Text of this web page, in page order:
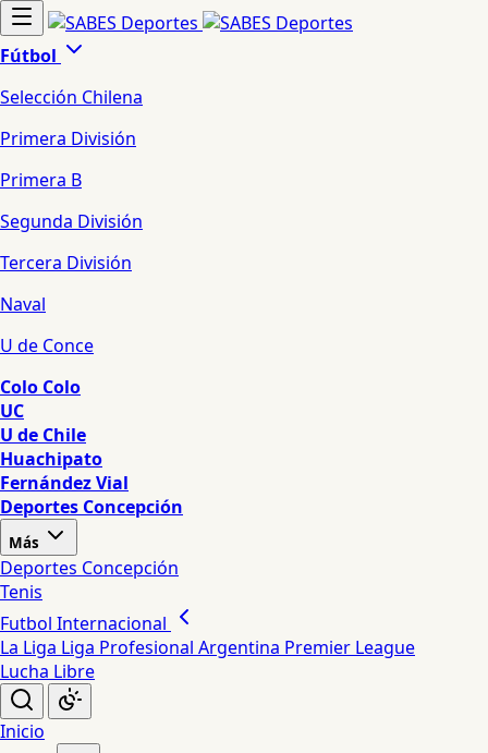
Fútbol
Selección Chilena
Primera División
Primera B
Segunda División
Tercera División
Naval
U de Conce
Colo Colo
UC
U de Chile
Huachipato
Fernández Vial
Deportes Concepción
Más
Deportes Concepción
Tenis
Futbol Internacional
La Liga Liga Profesional Argentina Premier League
Lucha Libre
Inicio